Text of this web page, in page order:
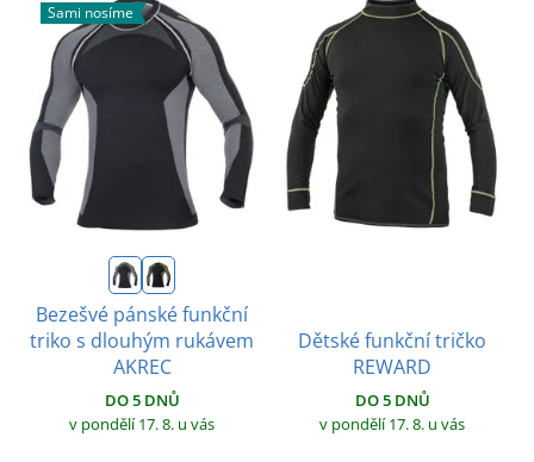
Sami nosíme
Bezešvé pánské funkční
triko s dlouhým rukávem
AKREC
DO 5 DNŮ
v pondělí 17. 8. u vás
Dětské funkční tričko
REWARD
DO 5 DNŮ
v pondělí 17. 8. u vás